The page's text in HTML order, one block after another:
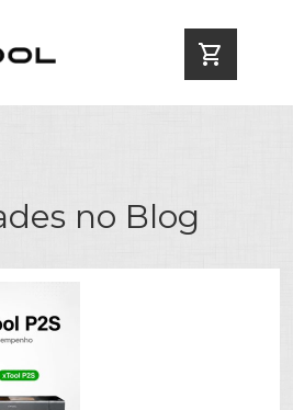
shopping_cart
no Blog